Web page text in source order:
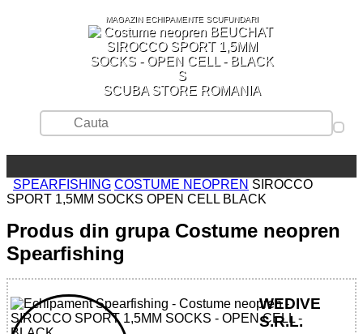
MAGAZIN ECHIPAMENTE SCUFUNDARI
SCUBA STORE ROMANIA
SPEARFISHING COSTUME NEOPREN SIROCCO
SPORT 1,5MM SOCKS OPEN CELL BLACK
Produs din grupa Costume neopren
Spearfishing
WEDIVE
S.R.L.